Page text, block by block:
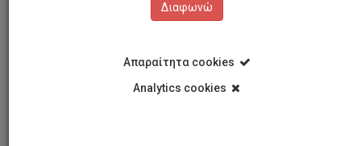
Διαφωνώ
Απαραίτητα cookies
Analytics cookies